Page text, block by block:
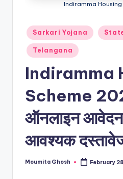
Indiramma
Posted
in
Sarkari Yojana
Telangana
Indiramma
Scheme
ऑनलाइन आवेदन
आवश्यक
Posted
Moumita Ghosh February